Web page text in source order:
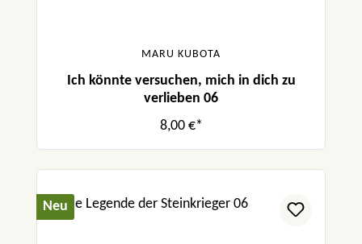
MARU KUBOTA
Ich könnte versuchen, mich in dich zu
verlieben 06
8,00 €*
Neu